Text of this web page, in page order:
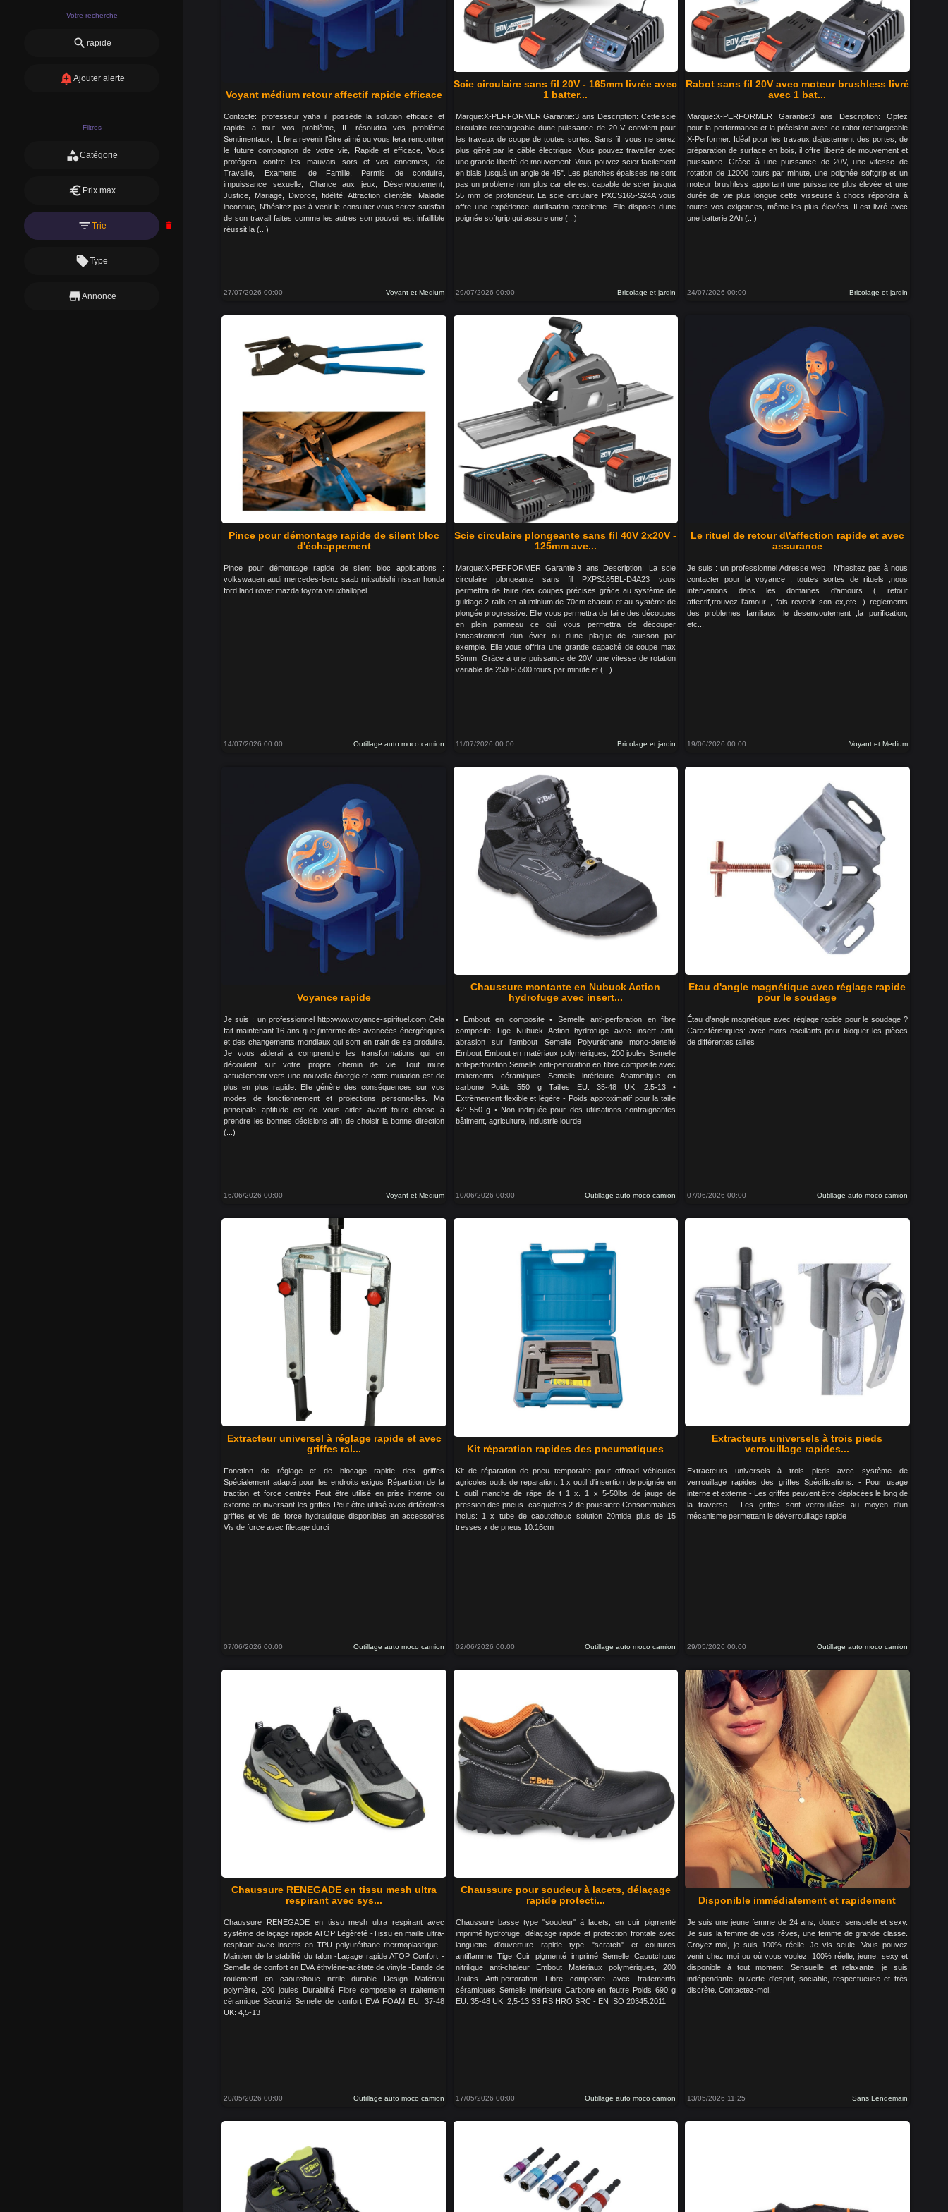
Votre recherche
search rapide
add_alertAjouter alerte
Filtres
categoryCatégorie
euro Prix max
filter_listTrie delete
local_offerType
storeAnnonce
Voyant médium retour affectif rapide efficace
Contacte: professeur yaha il possède la solution efficace et
rapide a tout vos problème, IL résoudra vos problème
Sentimentaux, IL fera revenir l’être aimé ou vous fera rencontrer
le future compagnon de votre vie, Rapide et efficace, Vous
protégera contre les mauvais sors et vos ennemies, de
Travaille, Examens, de Famille, Permis de conduire,
impuissance sexuelle, Chance aux jeux, Désenvoutement,
Justice, Mariage, Divorce, fidélité, Attraction clientèle, Maladie
inconnue, N'hésitez pas à venir le consulter vous serez satisfait
de son travail faites comme les autres son pouvoir est infaillible
réussit la (...)
27/07/2026 00:00 Voyant et Medium
Scie circulaire sans fil 20V - 165mm livrée avec
1 batter...
Marque:X-PERFORMER Garantie:3 ans Description: Cette scie
circulaire rechargeable dune puissance de 20 V convient pour
les travaux de coupe de toutes sortes. Sans fil, vous ne serez
plus gêné par le câble électrique. Vous pouvez travailler avec
une grande liberté de mouvement. Vous pouvez scier facilement
en biais jusquà un angle de 45°. Les planches épaisses ne sont
pas un problème non plus car elle est capable de scier jusquà
55 mm de profondeur. La scie circulaire PXCS165-S24A vous
offre une expérience dutilisation excellente. Elle dispose dune
poignée softgrip qui assure une (...)
29/07/2026 00:00 Bricolage et jardin
Rabot sans fil 20V avec moteur brushless livré
avec 1 bat...
Marque:X-PERFORMER Garantie:3 ans Description: Optez
pour la performance et la précision avec ce rabot rechargeable
X-Performer. Idéal pour les travaux dajustement des portes, de
préparation de surface en bois, il offre liberté de mouvement et
puissance. Grâce à une puissance de 20V, une vitesse de
rotation de 12000 tours par minute, une poignée softgrip et un
moteur brushless apportant une puissance plus élevée et une
durée de vie plus longue cette visseuse à chocs répondra à
toutes vos exigences, même les plus élevées. Il est livré avec
une batterie 2Ah (...)
24/07/2026 00:00 Bricolage et jardin
Pince pour démontage rapide de silent bloc
d'échappement
Pince pour démontage rapide de silent bloc applications :
volkswagen audi mercedes-benz saab mitsubishi nissan honda
ford land rover mazda toyota vauxhallopel.
14/07/2026 00:00 Outillage auto moco camion
Scie circulaire plongeante sans fil 40V 2x20V -
125mm ave...
Marque:X-PERFORMER Garantie:3 ans Description: La scie
circulaire plongeante sans fil PXPS165BL-D4A23 vous
permettra de faire des coupes précises grâce au système de
guidage 2 rails en aluminium de 70cm chacun et au système de
plongée progressive. Elle vous permettra de faire des découpes
en plein panneau ce qui vous permettra de découper
lencastrement dun évier ou dune plaque de cuisson par
exemple. Elle vous offrira une grande capacité de coupe max
59mm. Grâce à une puissance de 20V, une vitesse de rotation
variable de 2500-5500 tours par minute et (...)
11/07/2026 00:00 Bricolage et jardin
Le rituel de retour d\'affection rapide et avec
assurance
Je suis : un professionnel Adresse web : N'hesitez pas à nous
contacter pour la voyance , toutes sortes de rituels ,nous
intervenons dans les domaines d'amours ( retour
affectif,trouvez l'amour , fais revenir son ex,etc...) reglements
des problemes familiaux ,le desenvoutement ,la purification,
etc...
19/06/2026 00:00 Voyant et Medium
Voyance rapide
Je suis : un professionnel http:www.voyance-spirituel.com Cela
fait maintenant 16 ans que j'informe des avancées énergétiques
et des changements mondiaux qui sont en train de se produire.
Je vous aiderai à comprendre les transformations qui en
découlent sur votre propre chemin de vie. Tout mute
actuellement vers une nouvelle énergie et cette mutation est de
plus en plus rapide. Elle génère des conséquences sur vos
modes de fonctionnement et projections personnelles. Ma
principale aptitude est de vous aider avant toute chose à
prendre les bonnes décisions afin de choisir la bonne direction
(...)
16/06/2026 00:00 Voyant et Medium
Chaussure montante en Nubuck Action
hydrofuge avec insert...
• Embout en composite • Semelle anti-perforation en fibre
composite Tige Nubuck Action hydrofuge avec insert anti-
abrasion sur l'embout Semelle Polyuréthane mono-densité
Embout Embout en matériaux polymériques, 200 joules Semelle
anti-perforation Semelle anti-perforation en fibre composite avec
traitements céramiques Semelle intérieure Anatomique en
carbone Poids 550 g Tailles EU: 35-48 UK: 2.5-13 •
Extrêmement flexible et légère - Poids approximatif pour la taille
42: 550 g • Non indiquée pour des utilisations contraignantes
bâtiment, agriculture, industrie lourde
10/06/2026 00:00 Outillage auto moco camion
Etau d'angle magnétique avec réglage rapide
pour le soudage
Étau d’angle magnétique avec réglage rapide pour le soudage ?
Caractéristiques: avec mors oscillants pour bloquer les pièces
de différentes tailles
07/06/2026 00:00 Outillage auto moco camion
Extracteur universel à réglage rapide et avec
griffes ral...
Fonction de réglage et de blocage rapide des griffes
Spécialement adapté pour les endroits exigus Répartition de la
traction et force centrée Peut être utilisé en prise interne ou
externe en inversant les griffes Peut être utilisé avec différentes
griffes et vis de force hydraulique disponibles en accessoires
Vis de force avec filetage durci
07/06/2026 00:00 Outillage auto moco camion
Kit réparation rapides des pneumatiques
Kit de réparation de pneu temporaire pour offroad véhicules
agricoles outils de reparation: 1 x outil d'insertion de poignée en
t. outil manche de râpe de t 1 x. 1 x 5-50lbs de jauge de
pression des pneus. casquettes 2 de poussiere Consommables
inclus: 1 x tube de caoutchouc solution 20mlde plus de 15
tresses x de pneus 10.16cm
02/06/2026 00:00 Outillage auto moco camion
Extracteurs universels à trois pieds
verrouillage rapides...
Extracteurs universels à trois pieds avec système de
verrouillage rapides des griffes Spécifications: - Pour usage
interne et externe - Les griffes peuvent être déplacées le long de
la traverse - Les griffes sont verrouillées au moyen d'un
mécanisme permettant le déverrouillage rapide
29/05/2026 00:00 Outillage auto moco camion
Chaussure RENEGADE en tissu mesh ultra
respirant avec sys...
Chaussure RENEGADE en tissu mesh ultra respirant avec
système de laçage rapide ATOP Légèreté -Tissu en maille ultra-
respirant avec inserts en TPU polyuréthane thermoplastique -
Maintien de la stabilité du talon -Laçage rapide ATOP Confort -
Semelle de confort en EVA éthylène-acétate de vinyle -Bande de
roulement en caoutchouc nitrile durable Design Matériau
polymère, 200 joules Durabilité Fibre composite et traitement
céramique Sécurité Semelle de confort EVA FOAM EU: 37-48
UK: 4,5-13
20/05/2026 00:00 Outillage auto moco camion
Chaussure pour soudeur à lacets, délaçage
rapide protecti...
Chaussure basse type "soudeur" à lacets, en cuir pigmenté
imprimé hydrofuge, délaçage rapide et protection frontale avec
languette d'ouverture rapide type "scratch" et coutures
antiflamme Tige Cuir pigmenté imprimé Semelle Caoutchouc
nitrilique anti-chaleur Embout Matériaux polymériques, 200
Joules Anti-perforation Fibre composite avec traitements
céramiques Semelle intérieure Carbone en feutre Poids 690 g
EU: 35-48 UK: 2,5-13 S3 RS HRO SRC - EN ISO 20345:2011
17/05/2026 00:00 Outillage auto moco camion
Disponible immédiatement et rapidement
Je suis une jeune femme de 24 ans, douce, sensuelle et sexy.
Je suis la femme de vos rêves, une femme de grande classe.
Croyez-moi, je suis 100% réelle. Je vis seule. Vous pouvez
venir chez moi ou où vous voulez. 100% réelle, jeune, sexy et
disponible à tout moment. Sensuelle et relaxante, je suis
indépendante, ouverte d'esprit, sociable, respectueuse et très
discrète. Contactez-moi.
13/05/2026 11:25 Sans Lendemain